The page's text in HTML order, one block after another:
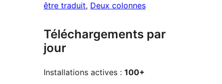
être traduit, Deux colonnes
Téléchargements par
jour
Installations actives : 100+